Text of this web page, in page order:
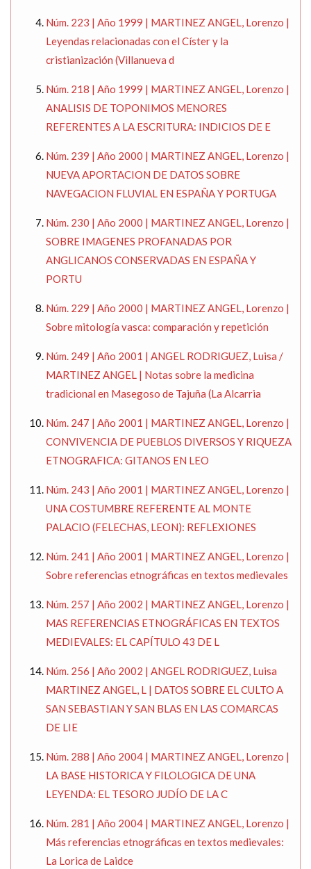
Núm. 223 | Año 1999 | MARTINEZ ANGEL, Lorenzo |
Leyendas relacionadas con el Císter y la
cristianización (Villanueva d
Núm. 218 | Año 1999 | MARTINEZ ANGEL, Lorenzo |
ANALISIS DE TOPONIMOS MENORES
REFERENTES A LA ESCRITURA: INDICIOS DE E
Núm. 239 | Año 2000 | MARTINEZ ANGEL, Lorenzo |
NUEVA APORTACION DE DATOS SOBRE
NAVEGACION FLUVIAL EN ESPAÑA Y PORTUGA
Núm. 230 | Año 2000 | MARTINEZ ANGEL, Lorenzo |
SOBRE IMAGENES PROFANADAS POR
ANGLICANOS CONSERVADAS EN ESPAÑA Y
PORTU
Núm. 229 | Año 2000 | MARTINEZ ANGEL, Lorenzo |
Sobre mitología vasca: comparación y repetición
Núm. 249 | Año 2001 | ANGEL RODRIGUEZ, Luisa /
MARTINEZ ANGEL | Notas sobre la medicina
tradicional en Masegoso de Tajuña (La Alcarria
Núm. 247 | Año 2001 | MARTINEZ ANGEL, Lorenzo |
CONVIVENCIA DE PUEBLOS DIVERSOS Y RIQUEZA
ETNOGRAFICA: GITANOS EN LEO
Núm. 243 | Año 2001 | MARTINEZ ANGEL, Lorenzo |
UNA COSTUMBRE REFERENTE AL MONTE
PALACIO (FELECHAS, LEON): REFLEXIONES
Núm. 241 | Año 2001 | MARTINEZ ANGEL, Lorenzo |
Sobre referencias etnográficas en textos medievales
Núm. 257 | Año 2002 | MARTINEZ ANGEL, Lorenzo |
MAS REFERENCIAS ETNOGRÁFICAS EN TEXTOS
MEDIEVALES: EL CAPÍTULO 43 DE L
Núm. 256 | Año 2002 | ANGEL RODRIGUEZ, Luisa
MARTINEZ ANGEL, L | DATOS SOBRE EL CULTO A
SAN SEBASTIAN Y SAN BLAS EN LAS COMARCAS
DE LIE
Núm. 288 | Año 2004 | MARTINEZ ANGEL, Lorenzo |
LA BASE HISTORICA Y FILOLOGICA DE UNA
LEYENDA: EL TESORO JUDÍO DE LA C
Núm. 281 | Año 2004 | MARTINEZ ANGEL, Lorenzo |
Más referencias etnográficas en textos medievales:
La Lorica de Laidce